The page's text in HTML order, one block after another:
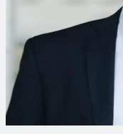
Dr.-Ing. Volker
Baureifmachung und
oder